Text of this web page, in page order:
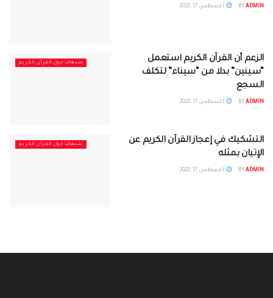
BY ADMIN أغسطس 17, 2022
شبهات حول القرآن الكريم
الزعم أن القرآن الكريم استعمل
“سينين” بدلا من “سيناء” لتكلف
السجع
BY ADMIN أغسطس 17, 2022
شبهات حول القرآن الكريم
التشكيك في إعجاز القرآن الكريم عن
الإتيان بمثله
BY ADMIN أغسطس 17, 2022